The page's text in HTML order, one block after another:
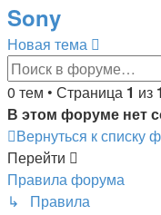
Sony
Новая
тема
Новая тема
0 тем • Страница 1 из 1
В этом форуме нет
Вернуться к списку
Перейти
Правила форума
↳ Правила